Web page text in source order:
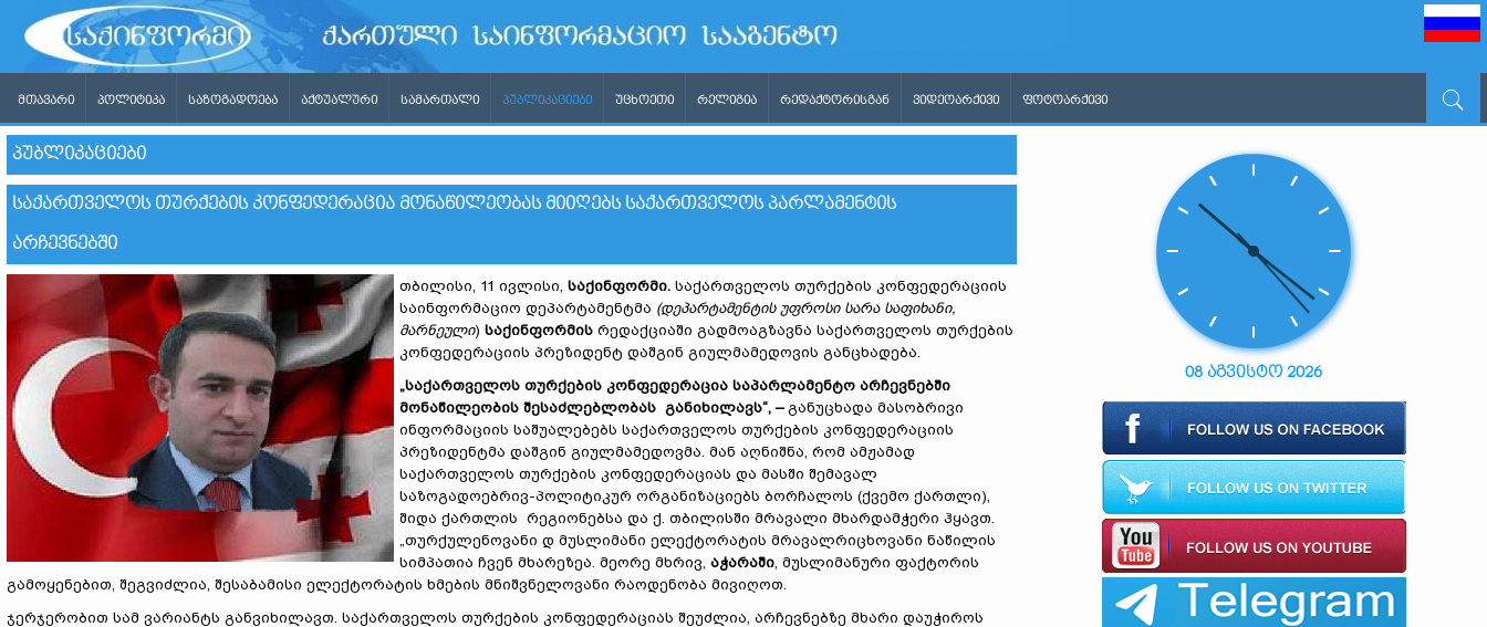
ᲛᲗᲐᲕᲐᲠᲘ ᲞᲝᲚᲘᲢᲘᲙᲐ ᲡᲐᲖᲝᲒᲐᲓᲝᲔᲑᲐ ᲐᲥᲢᲣᲐᲚᲣᲠᲘ ᲡᲐᲛᲐᲠᲗᲐᲚᲘ ᲞᲣᲑᲚᲘᲙᲐᲪᲘᲔᲑᲘ ᲣᲪᲮᲝᲔᲗᲘ ᲠᲔᲚᲘᲒᲘᲐ ᲠᲔᲓᲐᲥᲢᲝᲠᲘᲡᲒᲐᲜ ᲕᲘᲓᲔᲝᲐᲠᲥᲘᲕᲘ ᲤᲝᲢᲝᲐᲠᲥᲘᲕᲘ
ᲞᲣᲑᲚᲘᲙᲐᲪᲘᲔᲑᲘ
ᲡᲐᲥᲐᲠᲗᲕᲔᲚᲝᲡ ᲗᲣᲠᲥᲔᲑᲘᲡ ᲙᲝᲜᲤᲔᲓᲔᲠᲐᲪᲘᲐ ᲛᲝᲜᲐᲬᲘᲚᲔᲝᲑᲐᲡ ᲛᲘᲘᲦᲔᲑᲡ ᲡᲐᲥᲐᲠᲗᲕᲔᲚᲝᲡ ᲞᲐᲠᲚᲐᲛᲔᲜᲢᲘᲡ
ᲐᲠᲩᲔᲕᲜᲔᲑᲨᲘ
თბილისი, 11 ივლისი, საქინფორმი. საქართველოს თურქების კონფედერაციის
საინფორმაციო დეპარტამენტმა (დეპარტამენტის უფროსი სარა საფიხანი,
მარნეული) საქინფორმის რედაქციაში გადმოაგზავნა საქართველოს თურქების
კონფედერაციის პრეზიდენტ დაშგინ გიულმამედოვის განცხადება.
„საქართველოს თურქების კონფედერაცია საპარლამენტო არჩევნებში
მონაწილეობის შესაძლებლობას განიხილავს“, – განუცხადა მასობრივი
ინფორმაციის საშუალებებს საქართველოს თურქების კონფედერაციის
პრეზიდენტმა დაშგინ გიულმამედოვმა. მან აღნიშნა, რომ ამჟამად
საქართველოს თურქების კონფედერაციას და მასში შემავალ
საზოგადოებრივ-პოლიტიკურ ორგანიზაციებს ბორჩალოს (ქვემო ქართლი),
შიდა ქართლის რეგიონებსა და ქ. თბილისში მრავალი მხარდამჭერი ჰყავთ.
„თურქულენოვანი დ მუსლიმანი ელექტორატის მრავალრიცხოვანი ნაწილის
სიმპათია ჩვენ მხარეზეა. მეორე მხრივ, აჭარაში, მუსლიმანური ფაქტორის
გამოყენებით, შეგვიძლია, შესაბამისი ელექტორატის ხმების მნიშვნელოვანი რაოდენობა მივიღოთ.
ჯერჯერობით სამ ვარიანტს განვიხილავთ. საქართველოს თურქების კონფედერაციას შეუძლია, არჩევნებზე მხარი დაუჭიროს
08 აგვისტო 2026